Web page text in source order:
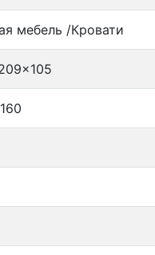
мебель /Кровати